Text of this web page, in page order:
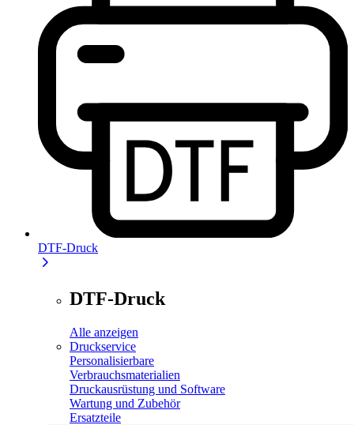
DTF-Druck
DTF-Druck
Alle anzeigen
Druckservice
Personalisierbare
Verbrauchsmaterialien
Druckausrüstung und Software
Wartung und Zubehör
Ersatzteile